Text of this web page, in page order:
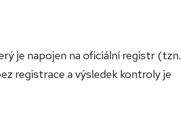
je napojen na oficiální registr (tzn.
registrace a výsledek kontroly je